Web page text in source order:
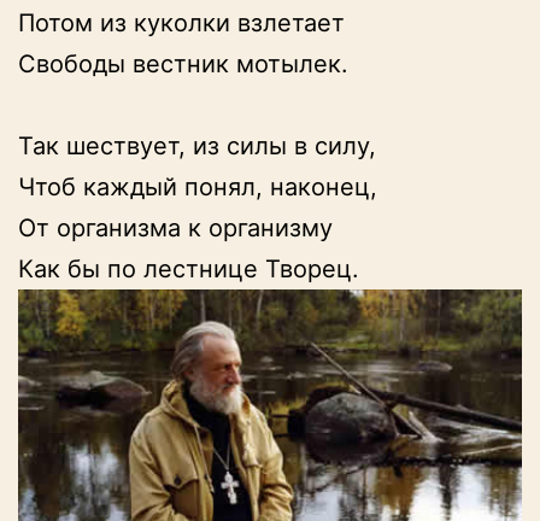
Потом из куколки взлетает
Свободы вестник мотылек.
Так шествует, из силы в силу,
Чтоб каждый понял, наконец,
От организма к организму
Как бы по лестнице Творец.